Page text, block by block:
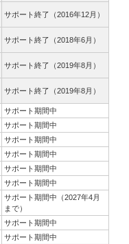
サポート終了（2016年12月）
サポート終了（2018年6月）
サポート終了（2019年8月）
サポート終了（2019年8月）
サポート期間中
サポート期間中
サポート期間中
サポート期間中
サポート期間中
サポート期間中
サポート期間中（2027年4月
まで）
サポート期間中
サポート期間中